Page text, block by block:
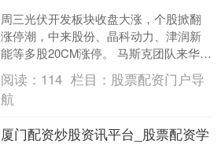
周三光伏开发板块收盘大涨，个股掀翻
涨停潮，中来股份、晶科动力、津润新
能等多股20CM涨停。 马斯克团队来华调
研光伏企业 音书面上，据界面新闻，自
业内知情东谈主士....
阅读： 114 栏目： 股票配资门户导
航
厦门配资炒股资讯平台_股票配资学